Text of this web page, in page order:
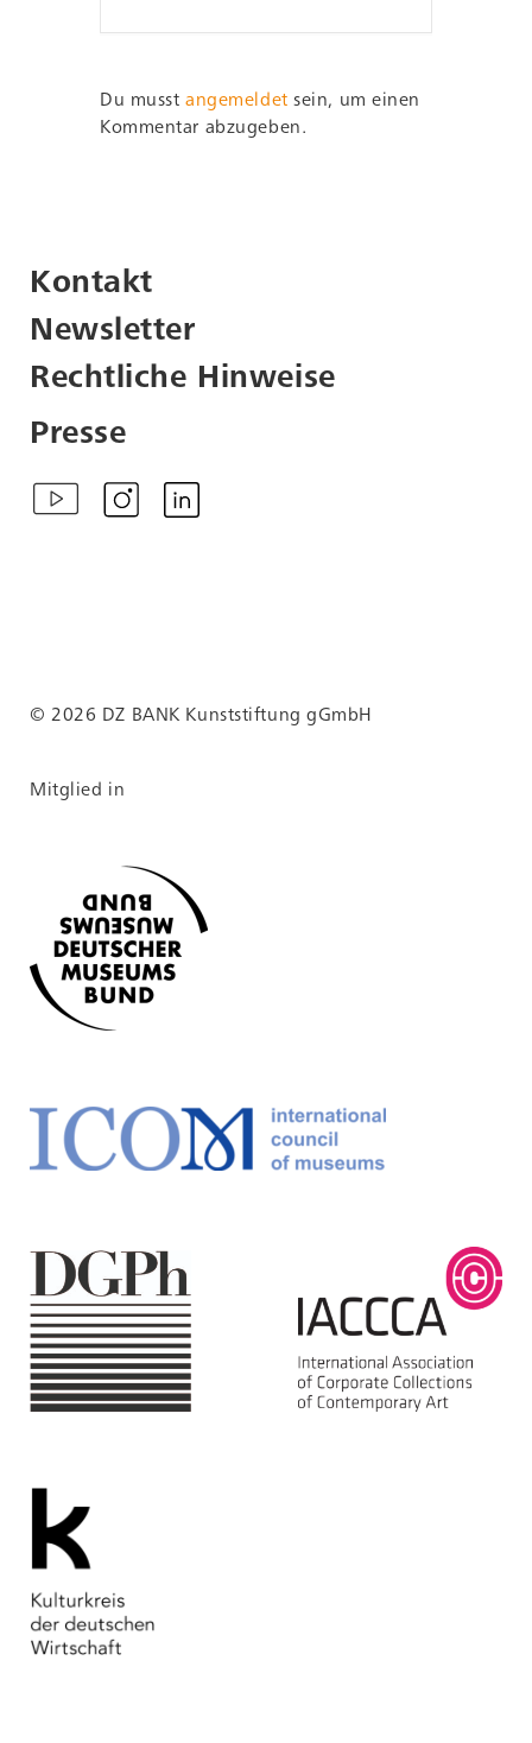
Du musstangemeldet sein, um einen
Kommentar abzugeben.
Kontakt
Newsletter
Rechtliche Hinweise
Presse
© 2026 DZ BANK Kunststiftung gGmbH
Mitglied in